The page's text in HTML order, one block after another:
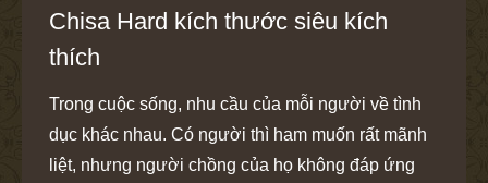
Chisa Hard kích thước siêu kích
thích
Trong cuộc sống, nhu cầu của mỗi người về tình
dục khác nhau. Có người thì ham muốn rất mãnh
liệt, nhưng người chồng của họ không đáp ứng